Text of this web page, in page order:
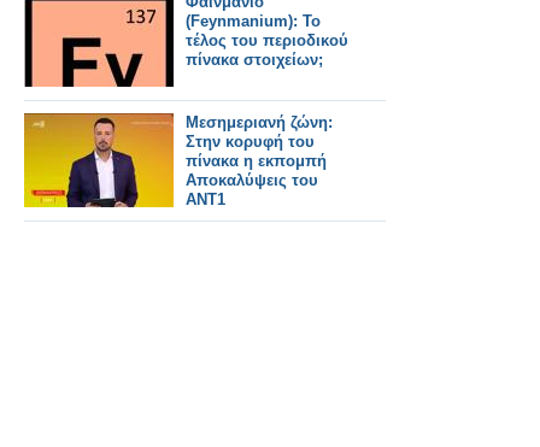
(Feynmanium): Το
τέλος του περιοδικού
πίνακα στοιχείων;
Μεσημεριανή ζώνη:
Στην κορυφή του
πίνακα η εκπομπή
Αποκαλύψεις του
ΑΝΤ1